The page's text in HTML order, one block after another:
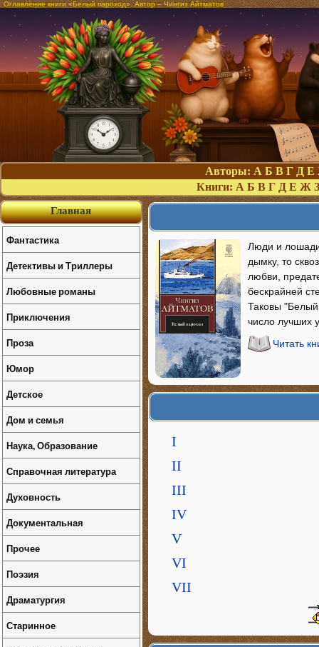
Оглавление книги «Белый пароход». Автор – Чингиз Айтматов
Авторы: А Б В Г Д Е
Книги: А Б В Г Д Е Ж З
Люди и
дымку, то
любви,
бескрайней
Таковы
число лучших
Читать
I
II
III
IV
V
VI
VII
Главная
Фантастика
Детективы и Триллеры
Любовные романы
Приключения
Проза
Юмор
Детское
Дом и семья
Наука, Образование
Справочная литература
Духовность
Документальная
Прочее
Поэзия
Драматургия
Старинное